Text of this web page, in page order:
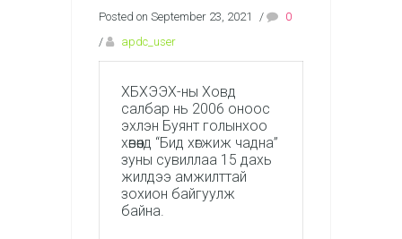
Posted on September 23, 2021 /
0
/
apdc_user
ХБХЭЭХ-ны Ховд
салбар нь 2006 оноос
эхлэн Буянт голынхоо
хөвөөнд “Бид хөгжиж чадна”
зуны сувиллаа 15 дахь
жилдээ амжилттай
зохион байгуулж
байна.